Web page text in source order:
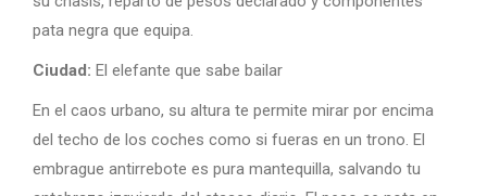
pata negra que equipa.
Ciudad: El elefante que sabe bailar
En el caos urbano, su altura te permite mirar por encima
del techo de los coches como si fueras en un trono. El
embrague antirrebote es pura mantequilla, salvando tu